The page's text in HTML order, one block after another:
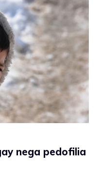
nega pedofilia